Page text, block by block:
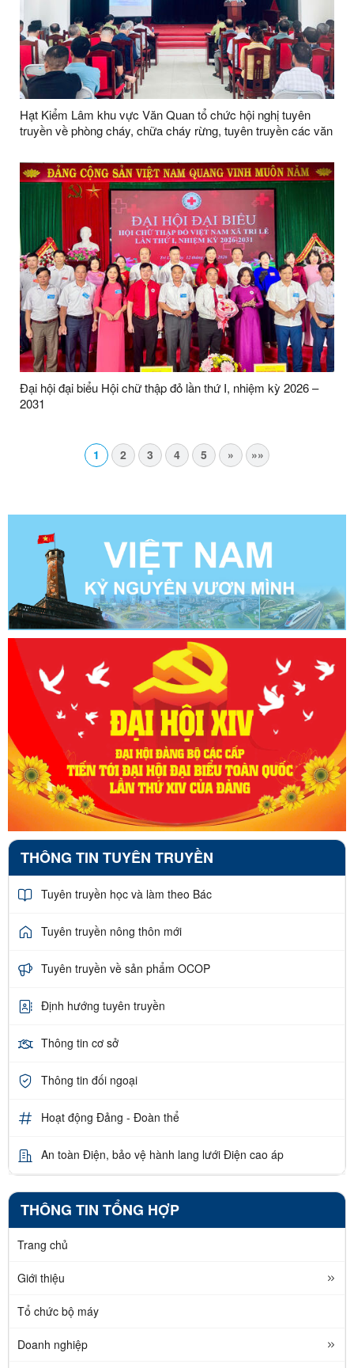
Hạt Kiểm Lâm khu vực Văn Quan tổ chức hội nghị tuyên
truyền về phòng cháy, chữa cháy rừng, tuyên truyền các văn
năm 2026
Đại hội đại biểu Hội chữ thập đỏ lần thứ I, nhiệm kỳ 2026 –
2031
1 2 3 4 5 » »»
THÔNG TIN TUYÊN TRUYỀN
Tuyên truyền học và làm theo Bác
Tuyên truyền nông thôn mới
Tuyên truyền về sản phẩm OCOP
Định hướng tuyên truyền
Thông tin cơ sở
Thông tin đối ngoại
Hoạt động Đảng - Đoàn thể
An toàn Điện, bảo vệ hành lang lưới Điện cao áp
THÔNG TIN TỔNG HỢP
Trang chủ
Giới thiệu
Tổ chức bộ máy
Doanh nghiệp